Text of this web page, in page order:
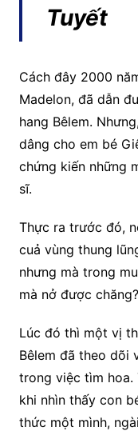
Tuyết
Cách đây 2000
Madelon, đã dẫn
hang Bêlem.
dâng cho em bé
chứng kiến những
sĩ.
Thực ra trước đó,
cuả vùng thung
nhưng mà trong
mà nở được chăng?
Lúc đó thì một vị
Bêlem đã theo dõi
trong việc tìm hoa.
khi nhìn thấy con
thức một mình,